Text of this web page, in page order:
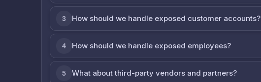
3 How should we handle exposed customer accounts?
4 How should we handle exposed employees?
5 What about third-party vendors and partners?